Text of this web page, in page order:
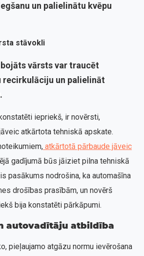
un palielinātu kvēpu
stāvokli
vārsts var traucēt
recirkulāciju un palielināt
iepriekš, ir novērsti,
atkārtota tehniskā apskate.
atkārtotā pārbaude jāveic
gadījumā būs jāiziet pilna tehniskā
pasākums nodrošina, ka automašīna
drošības prasībām, un novērš
bija konstatēti pārkāpumi.
autovadītāju atbildība
pieļaujamo atgāzu normu ievērošana